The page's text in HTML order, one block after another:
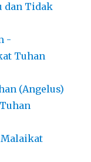
dan Tidak
-
Tuhan
(Angelus)
Malaikat